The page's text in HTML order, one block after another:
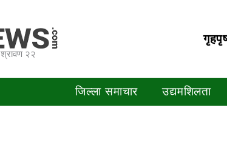
२२
जिल्ला समाचार उद्यमशिलता